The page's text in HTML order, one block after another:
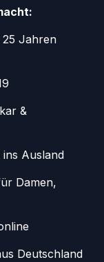
Jahren
&
Ausland
Damen,
Deutschland